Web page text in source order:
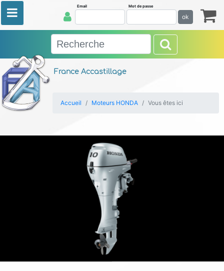
France Accastillage
Email Mot de passe
ok
Accueil Moteurs HONDA Vous êtes ici